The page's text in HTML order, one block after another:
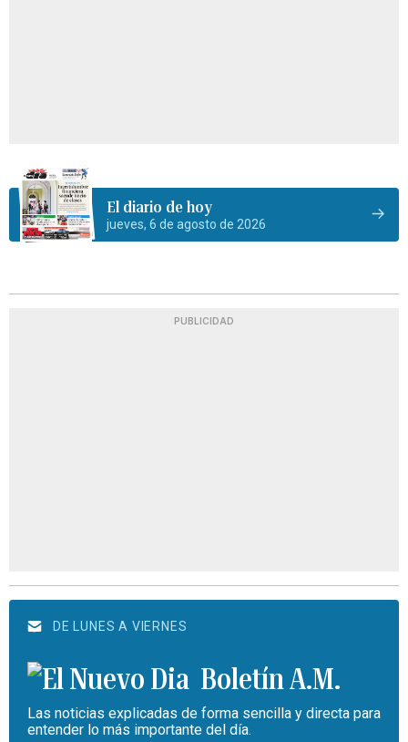
El diario de hoy
jueves, 6 de agosto de 2026
PUBLICIDAD
DE LUNES A VIERNES
Boletín A.M.
Las noticias explicadas de forma sencilla y directa para
entender lo más importante del día.